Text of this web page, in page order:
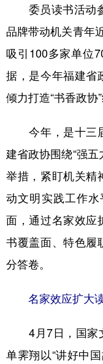
科技
文化
法律 中
学术中国 乡
彩票
公益 一
文化产业
地方频道
委员读书活动参
品牌带动机关青年
吸引100多家单位
据，是今年福建省
倾力打造“书香政协
今年，是十三
建省政协围绕“强
举措，紧盯机关精
动文明实践工作
面，通过名家效应
书覆盖面、特色履
分答卷。
名家效应扩大
4月7日，国家
单霁翔以“讲好中